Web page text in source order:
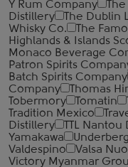
Y Rum Company
Distillery
The Dublin
Whisky Co.
The
Highlands & Islands
Monaco Beverage
Patron Spirits
Batch Spirits Company
Company
Thomas
Tobermory
Tomatin
Tradition Mexico
Distillery
TTL
Yamakawa
Underberg
Valdespino
Valsa
Victory Myanmar